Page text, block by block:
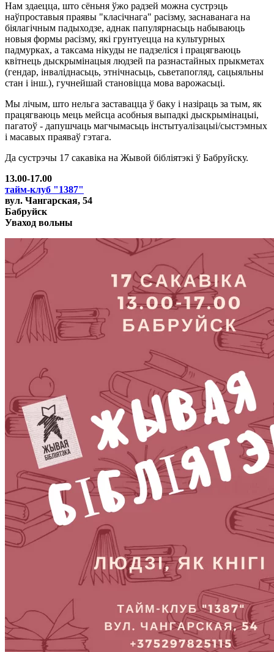
Нам здаецца, што сёньня ўжо радзей можна сустрэць
наўпроставыя праявы "класічнага" расізму, заснаванага на
біялагічным падыходзе, аднак папулярнасьць набываюць
новыя формы расізму, які грунтуецца на культурных
падмурках, а таксама нікуды не падзеліся і працягваюць
квітнець дыскрымінацыя людзей па разнастайных прыкметах
(гендар, інваліднасьць, этнічнасьць, сьветапогляд, сацыяльны
стан і інш.), гучнейшай становіцца мова варожасьці.
Мы лічым, што нельга заставацца ў баку і назіраць за тым, як
працягваюць мець мейсца асобныя выпадкі дыскрымінацыі,
пагатоў - дапушчаць магчымасьць інстытуалізацыі/сыстэмных
і масавых праяваў гэтага.
Да сустрэчы 17 сакавіка на Жывой бібліятэкі ў Бабруйску.
13.00-17.00
тайм-клуб "1387"
вул. Чангарская, 54
Бабруйск
Уваход вольны